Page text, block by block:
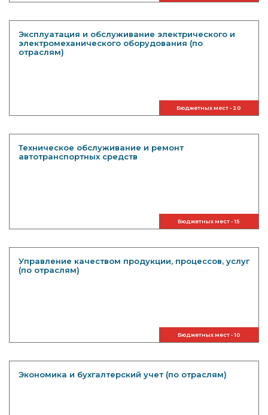
Эксплуатация и обслуживание электрического и
электромеханического оборудования (по
отраслям)
Бюджетных мест - 20
Техническое обслуживание и ремонт
автотранспортных средств
Бюджетных мест - 15
Управление качеством продукции, процессов, услуг
(по отраслям)
Бюджетных мест - 10
Экономика и бухгалтерский учет (по отраслям)